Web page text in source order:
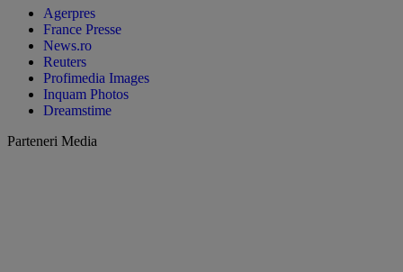
Agerpres
France Presse
News.ro
Reuters
Profimedia Images
Inquam Photos
Dreamstime
Parteneri Media